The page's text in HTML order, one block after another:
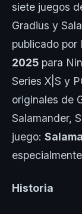
siete juegos
Gradius y
publicado por
2025 para
Series X|S y
originales de
Salamander,
juego:
Historia